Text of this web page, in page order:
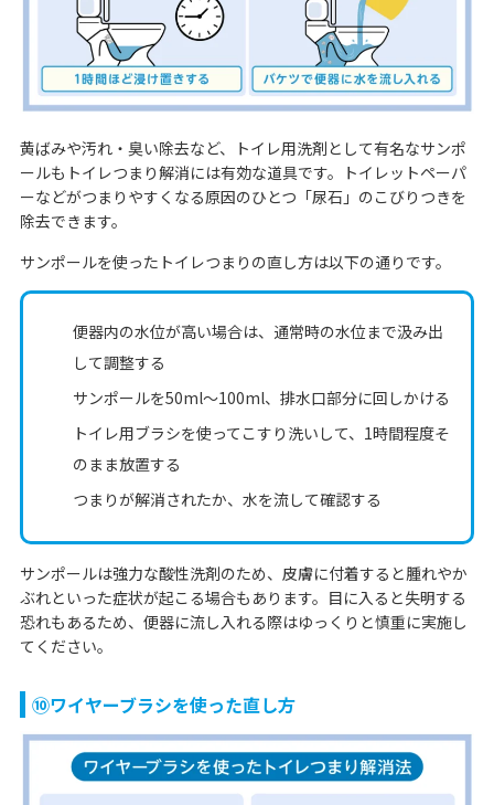
黄ばみや汚れ・臭い除去など、トイレ用洗剤として有名なサンポ
ールもトイレつまり解消には有効な道具です。トイレットペーパ
ーなどがつまりやすくなる原因のひとつ「尿石」のこびりつきを
除去できます。
サンポールを使ったトイレつまりの直し方は以下の通りです。
便器内の水位が高い場合は、通常時の水位まで汲み出
して調整する
サンポールを50ml〜100ml、排水口部分に回しかける
トイレ用ブラシを使ってこすり洗いして、1時間程度そ
のまま放置する
つまりが解消されたか、水を流して確認する
サンポールは強力な酸性洗剤のため、皮膚に付着すると腫れやか
ぶれといった症状が起こる場合もあります。目に入ると失明する
恐れもあるため、便器に流し入れる際はゆっくりと慎重に実施し
てください。
⑩ワイヤーブラシを使った直し方